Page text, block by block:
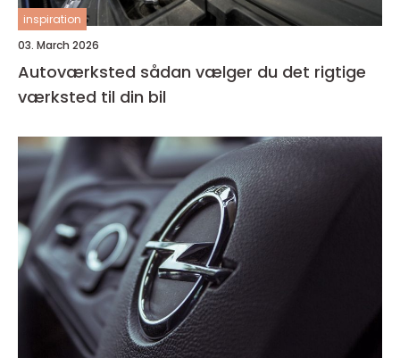
inspiration
03. March 2026
Autoværksted sådan vælger du det rigtige
værksted til din bil